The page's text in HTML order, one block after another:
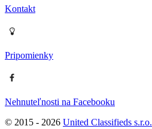
Kontakt
Pripomienky
Nehnuteľnosti na Facebooku
© 2015 - 2026 United Classifieds s.r.o.